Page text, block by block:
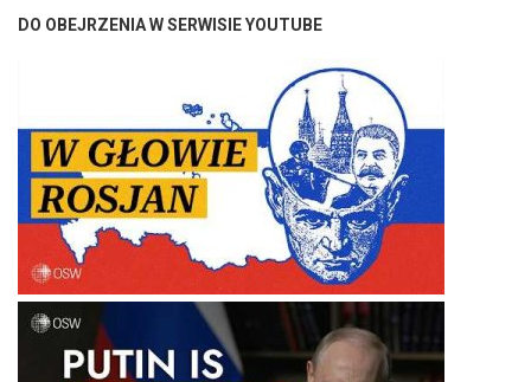
DO OBEJRZENIA W SERWISIE YOUTUBE